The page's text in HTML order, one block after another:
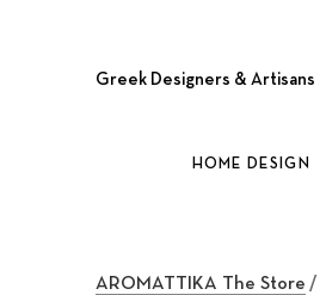
Greek Designers & Artisans
HOME DESIGN
AROMATTIKA The Store /